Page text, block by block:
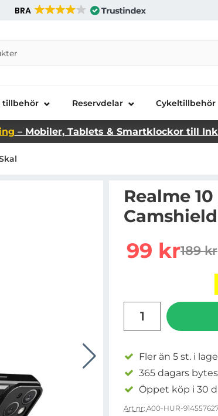
BRA
AB
tillbehör Reservdelar Cykeltillbehör
– Mobiler, Tablets & Smartklockor till
Realme
rea pris
99 kr189 kr
Fler än 5 st. i
365 dagars
Öppet köp i 30
Art nr: A00-HUR-